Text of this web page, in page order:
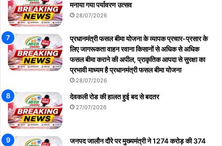
मनाया गया पर्यावरण उत्सव
28/07/2026
प्रधानमंत्री फसल बीमा योजना के व्यापक प्रचार-प्रसार के
लिए जागरूकता वाहन रवाना किसानों से अधिक से अधिक
फसल बीमा कराने की अपील, प्राकृतिक आपदा से सुरक्षा का
प्रभावी माध्यम है प्रधानमंत्री फसल बीमा योजना
28/07/2026
देवकली रोड की हालत हुई बद से बदतर
27/07/2026
जनपद जालौन दौरे पर मुख्यमंत्री ने 1274 करोड़ की 374